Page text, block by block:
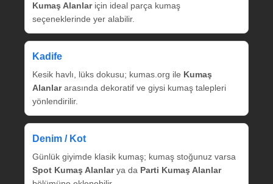
Kumaş Alanlariçin ideal parça kumaş
seçeneklerinde yer alabilir.
Kadife
Kesik havlı, lüks dokusu; kumas.org ile Kumaş
Alanlararasında dekoratif ve giysi kumaş talepleri
yönlendirilir.
Denim / Kot
Günlük giyimde klasik kumaş; kumaş stoğunuz varsa
Spot Kumaş Alanlarya da Parti Kumaş Alanlar